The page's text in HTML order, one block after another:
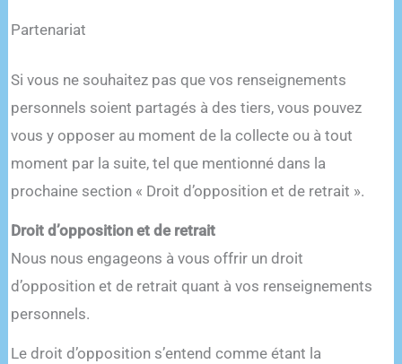
Partenariat
Si vous ne souhaitez pas que vos renseignements
personnels soient partagés à des tiers, vous pouvez
vous y opposer au moment de la collecte ou à tout
moment par la suite, tel que mentionné dans la
prochaine section « Droit d’opposition et de retrait ».
Droit d’opposition et de retrait
Nous nous engageons à vous offrir un droit
d’opposition et de retrait quant à vos renseignements
personnels.
Le droit d’opposition s’entend comme étant la